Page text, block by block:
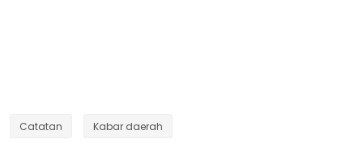
Catatan Kabar daerah